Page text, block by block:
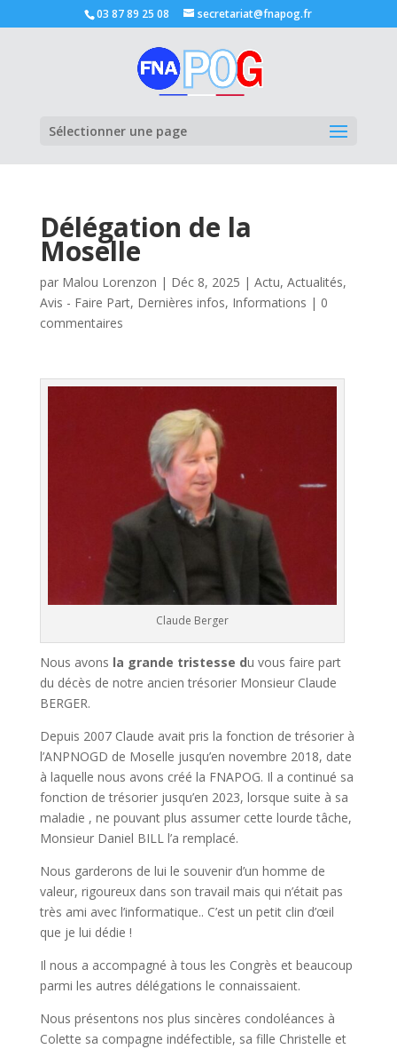
03 87 89 25 08 secretariat@fnapog.fr
Sélectionner une page
Délégation de la
Moselle
par Malou Lorenzon | Déc 8, 2025 | Actu, Actualités,
Avis - Faire Part, Dernières infos, Informations | 0
commentaires
Claude Berger
Nous avons la grande tristesse du vous faire part
du décès de notre ancien trésorier Monsieur Claude
BERGER.
Depuis 2007 Claude avait pris la fonction de trésorier à
l’ANPNOGD de Moselle jusqu’en novembre 2018, date
à laquelle nous avons créé la FNAPOG. Il a continué sa
fonction de trésorier jusqu’en 2023, lorsque suite à sa
maladie , ne pouvant plus assumer cette lourde tâche,
Monsieur Daniel BILL l’a remplacé.
Nous garderons de lui le souvenir d’un homme de
valeur, rigoureux dans son travail mais qui n’était pas
très ami avec l’informatique.. C’est un petit clin d’œil
que je lui dédie !
Il nous a accompagné à tous les Congrès et beaucoup
parmi les autres délégations le connaissaient.
Nous présentons nos plus sincères condoléances à
Colette sa compagne indéfectible, sa fille Christelle et